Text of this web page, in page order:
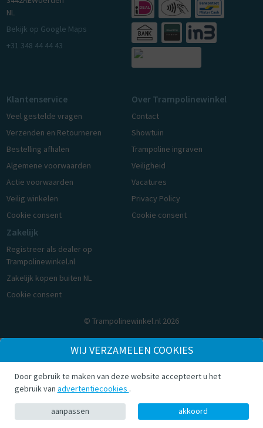
NL
Bekijk op Google Maps
+31 348 44 44 43
Klantenservice
Veel gestelde vragen
Verzenden en Retourneren
Bestelling afhalen
Algemene voorwaarden
Actie voorwaarden
Veilig winkelen
Cookie consent
Over Trampolinewinkel
Contact
Showtuin
Trampoline ingraven
Veiligheid
Vacatures
Privacy Policy
Cookie consent
Zakelijk
Registreer als dealer op
Trampolinewinkel.nl
Zakelijk kopen buiten NL
Cookie consent
© Trampolinewinkel.nl 2026
WIJ VERZAMELEN COOKIES
Door gebruik te maken van deze website accepteert u het
gebruik van advertentiecookies .
aanpassen akkoord